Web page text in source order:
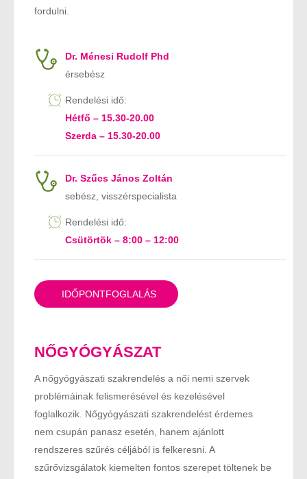
fordulni.
Dr. Ménesi Rudolf Phd
érsebész
Rendelési idő:
Hétfő – 15.30-20.00
Szerda – 15.30-20.00
Dr. Szűcs János Zoltán
sebész, visszérspecialista
Rendelési idő:
Csütörtök – 8:00 – 12:00
IDŐPONTFOGLALÁS
NŐGYÓGYÁSZAT
A nőgyógyászati szakrendelés a női nemi szervek
problémáinak felismerésével és kezelésével
foglalkozik. Nőgyógyászati szakrendelést érdemes
nem csupán panasz esetén, hanem ajánlott
rendszeres szűrés céljából is felkeresni. A
szűrővizsgálatok kiemelten fontos szerepet töltenek be